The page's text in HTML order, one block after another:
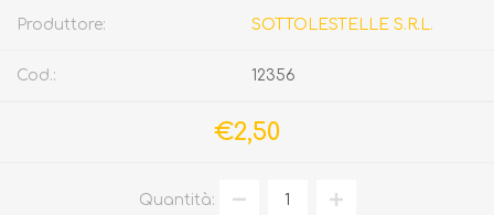
Produttore: SOTTOLESTELLE S.R.L.
Cod.: 12356
€2,50
Quantità: